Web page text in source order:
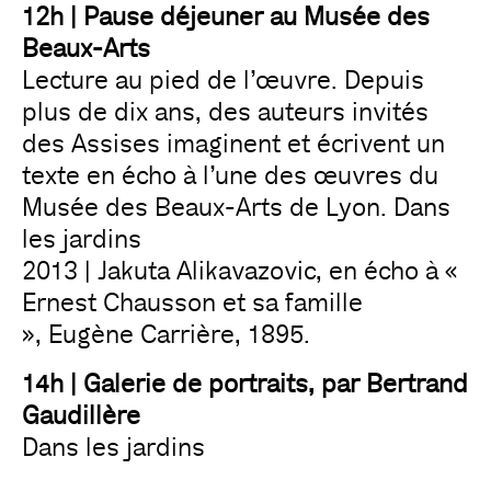
12h | Pause déjeuner au Musée des
Beaux-Arts
Lecture au pied de l’œuvre. Depuis
plus de dix ans, des auteurs invités
des Assises imaginent et écrivent un
texte en écho à l’une des œuvres du
Musée des Beaux-Arts de Lyon. Dans
les jardins
2013 | Jakuta Alikavazovic, en écho à «
Ernest Chausson et sa famille
», Eugène Carrière, 1895.
14h | Galerie de portraits, par Bertrand
Gaudillère
Dans les jardins